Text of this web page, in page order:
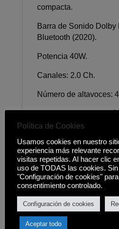
compacta.
Barra de Sonido Dolby
Bluetooth (2020).
Potencia 40W.
Canales: 2.0 Ch.
Número de altavoces: 4
de sonido envolvente.
Formato de
WAV, FLAC.
Conectividad: Optical
Bluetooth Codec SBC,
Playback, One Remote
Power On, NFC.
Mando a distancia.
Política de Cookies
Usamos cookies en nuestro
experiencia más relevante
visitas repetidas. Al hacer clic
uso de TODAS las cookies.
"Configuración de cookies"
consentimiento controlado.
Configuración de cookies
Aceptar todo